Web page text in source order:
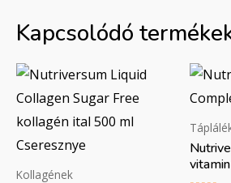
Kapcsolódó
Kollagének